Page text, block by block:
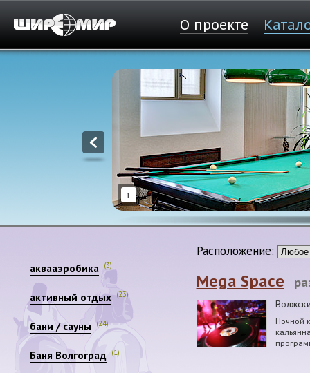
О проекте
1
аквааэробика (3)
активный отдых (23)
бани / сауны (24)
Баня Волгоград (1)
Расположение:
Mega Space
Ночной